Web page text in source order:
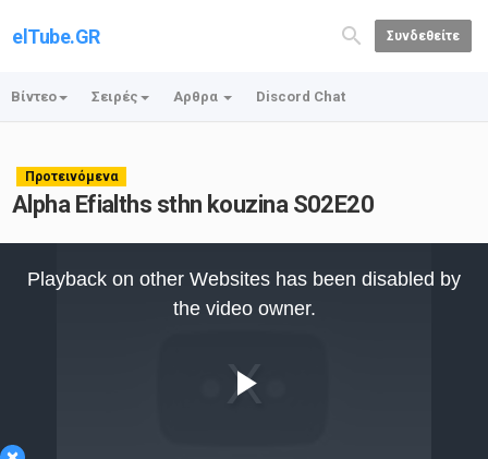
elTube.GR Συνδεθείτε
Βίντεο Σειρές Αρθρα Discord Chat
Προτεινόμενα
Alpha Efialths sthn kouzina S02E20
Playback on other Websites has been disabled by
the video owner.